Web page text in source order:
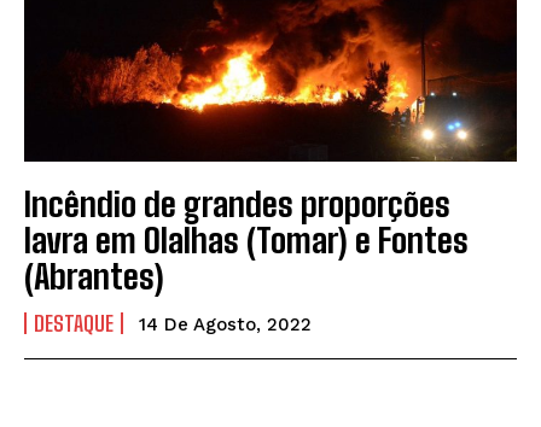
Incêndio de grandes proporções
lavra em Olalhas (Tomar) e Fontes
(Abrantes)
DESTAQUE 14 De Agosto, 2022